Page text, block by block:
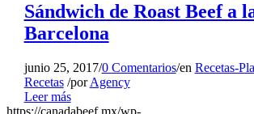
Sándwich de Roast Beef a
Barcelona
junio 25, 2017/0 Comentarios/en Recetas-
Recetas /porAgency
Leer más
https://canadabeef.mx/wp-